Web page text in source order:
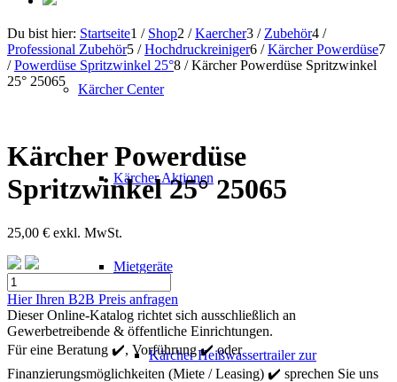
Kärcher Center
Kärcher Aktionen
Mietgeräte
Kärcher Heißwassertrailer zur
Du bist hier: Startseite1 / Shop2 / Kaercher3 / Zubehör4 /
Professional Zubehör5 / Hochdruckreiniger6 / Kärcher Powerdüse7
/ Powerdüse Spritzwinkel 25°8 / Kärcher Powerdüse Spritzwinkel
25° 25065
Kärcher Powerdüse
Spritzwinkel 25° 25065
25,00 € exkl. MwSt.
Kärcher
Powerdüse
Spritzwinkel
25°
25065
Menge
Hier Ihren B2B Preis anfragen
Dieser Online-Katalog richtet sich ausschließlich an
Gewerbetreibende & öffentliche Einrichtungen.
Für eine Beratung ✔️, Vorführung ✔️ oder
Finanzierungsmöglichkeiten (Miete / Leasing) ✔️ sprechen Sie uns